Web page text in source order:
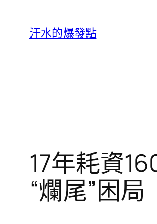
汗水的爆發點
17年耗資
“爛尾”困局